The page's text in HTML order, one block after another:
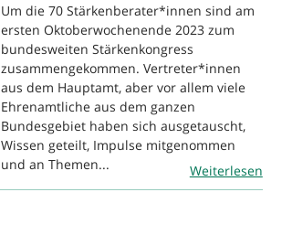
Um die 70 Stärkenberater*innen sind am
ersten Oktoberwochenende 2023 zum
bundesweiten Stärkenkongress
zusammengekommen. Vertreter*innen
aus dem Hauptamt, aber vor allem viele
Ehrenamtliche aus dem ganzen
Bundesgebiet haben sich ausgetauscht,
Wissen geteilt, Impulse mitgenommen
und an Themen...
Weiterlesen